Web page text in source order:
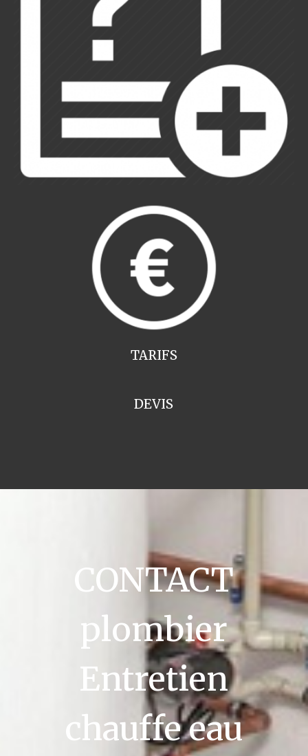
TARIFS
DEVIS
CONTACT
plombier
Entretien
chauffe eau